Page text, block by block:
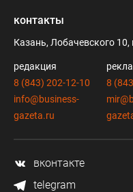
контакты
Казань, Лобачевского 10,
редакция
8 (843) 202-12-10
info@business-
gazeta.ru
8
вконтакте
telegram